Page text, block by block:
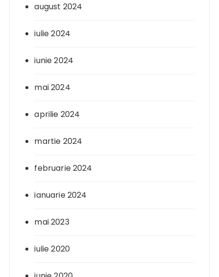
august 2024
iulie 2024
iunie 2024
mai 2024
aprilie 2024
martie 2024
februarie 2024
ianuarie 2024
mai 2023
iulie 2020